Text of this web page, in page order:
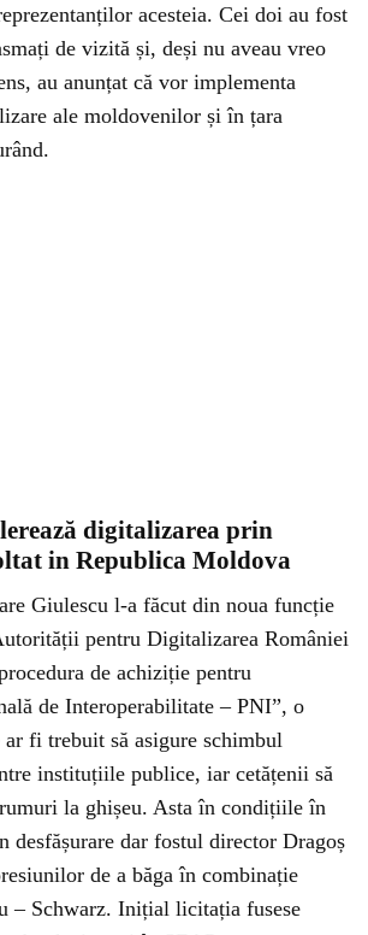
acesteia. Cei doi au fost
de vizită și, deși nu aveau vreo
au anunțat că vor implementa
ale moldovenilor și în țara
digitalizarea prin
in Republica Moldova
Giulescu l-a făcut din noua funcție
pentru Digitalizarea României
de achiziție pentru
de Interoperabilitate – PNI”, o
fi trebuit să asigure schimbul
instituțiile publice, iar cetățenii să
la ghișeu. Asta în condițiile în
desfășurare dar fostul director Dragoș
de a băga în combinație
– Schwarz. Inițial licitația fusese